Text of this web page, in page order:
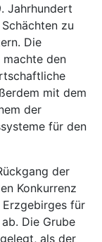
Jahrhundert
zu
Die
machte den
mit dem
der
für den
der
Konkurrenz
Erzgebirges für
Die Grube
als der